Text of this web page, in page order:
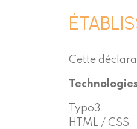
Cette
Typo3
HTML / CSS